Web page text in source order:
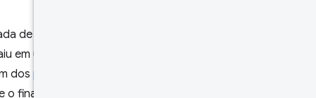
de série temporal
em um intervalo,
dos períodos de coleta
final o período de coleta